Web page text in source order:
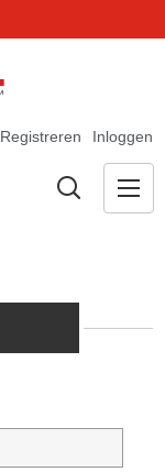
Registreren Inloggen